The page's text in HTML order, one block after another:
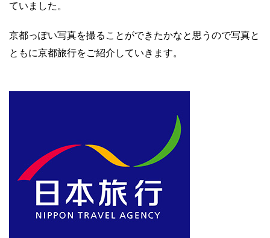
ていました。
京都っぽい写真を撮ることができたかなと思うので写真と
ともに京都旅行をご紹介していきます。